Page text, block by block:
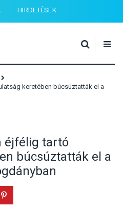
HIRDETÉSEK
keretében búcsúztatták el a
éjfélig tartó
búcsúztatták el a